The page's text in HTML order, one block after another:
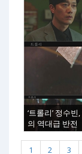
‘트롤리’ 정수
의 역대급 반전
1 2 3